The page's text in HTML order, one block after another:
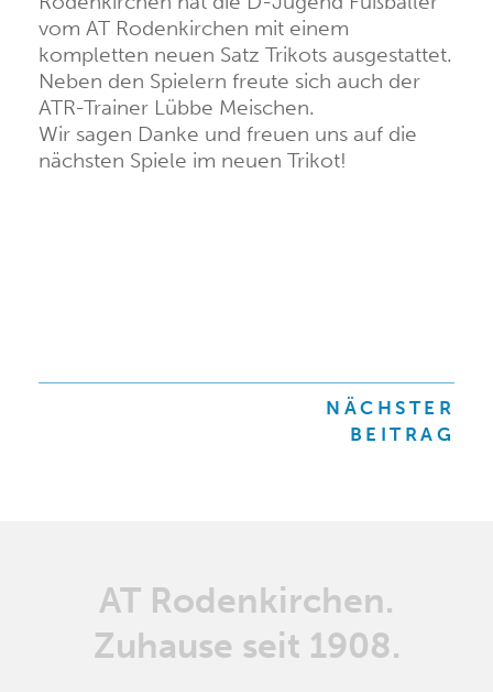
vom AT Rodenkirchen mit einem
kompletten neuen Satz Trikots ausgestattet.
Neben den Spielern freute sich auch der
ATR-Trainer Lübbe Meischen.
Wir sagen Danke und freuen uns auf die
nächsten Spiele im neuen Trikot!
NÄCHSTER
BEITRAG
AT Rodenkirchen.
Zuhause seit 1908.